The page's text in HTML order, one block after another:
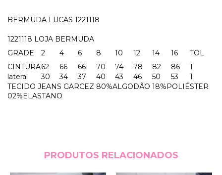
BERMUDA LUCAS 1221118
1221118 LOJA BERMUDA
GRADE
2 4 6 8 10 12 14 16
TOL
CINTURA62 66 66 70 74 78 82 86
1
lateral
30 34 37 40 43 46 50 53
1
TECIDO JEANS GARCEZ 80%ALGODÃO 18%POLIÉSTER
02%ELASTANO
PRODUTOS RELACIONADOS